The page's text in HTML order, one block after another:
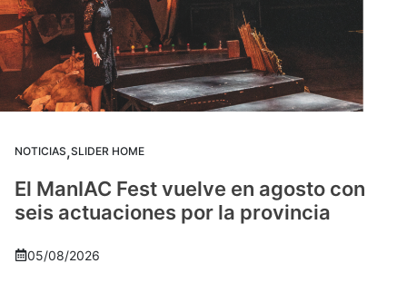
NOTICIAS,SLIDER HOME
El ManIAC Fest vuelve en agosto con
seis actuaciones por la provincia
05/08/2026